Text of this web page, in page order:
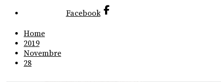
Facebook
Home
2019
Novembre
28